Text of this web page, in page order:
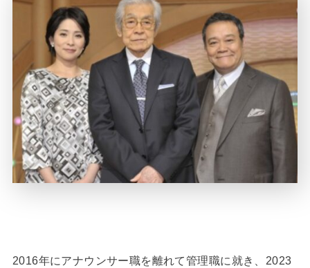
2016年にアナウンサー職を離れて管理職に就き、2023